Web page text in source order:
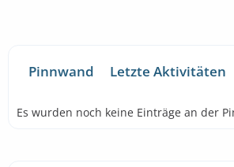
Pinnwand Letzte Aktivitäten
Es wurden noch keine Einträge an der